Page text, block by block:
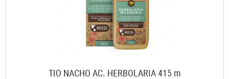
TIO NACHO AC. HERBOLARIA 415 m